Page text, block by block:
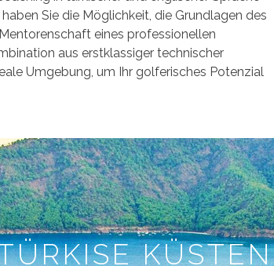
Sie die Möglichkeit, die Grundlagen des
eines professionellen
aus erstklassiger technischer
Umgebung, um Ihr golferisches Potenzial
KÜSTEN